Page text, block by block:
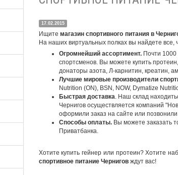
17.02.2015
Ищите магазин спортивного питания в
На наших виртуальных полках вы найдете
Огромнейший ассортимент.Почти 1000
спортсменов. Вы можете купить
донаторы азота, Л-карнитин, креатин,
Лучшие мировые производители
Nutrition (ON), BSN, NOW, Dymatize
Быстрая доставка. Наш склад
Чернигов осуществляется компаний
оформили заказ на сайте или
Способы оплаты.Вы можете заказать
Приватбанка.
Хотите купить гейнер или протеин? Хотите
спортивное питание Черниговждут вас!